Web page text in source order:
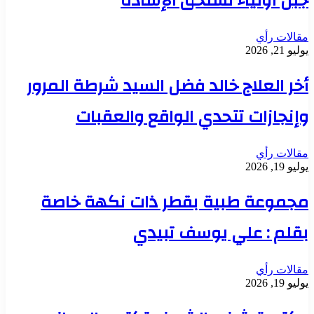
مقالات رأي
يوليو 21, 2026
أخر العلاج خالد فضل السيد شرطة المرور
وإنجازات تتحدي الواقع والعقبات
مقالات رأي
يوليو 19, 2026
مجموعة طبية بقطر ذات نكهة خاصة
بقلم : علي يوسف تبيدي
مقالات رأي
يوليو 19, 2026